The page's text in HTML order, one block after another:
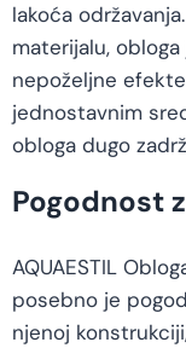
lakoća
materijalu,
nepoželjne
jednostavnim
obloga dugo
Pogodnost
AQUAESTIL
posebno je
njenoj